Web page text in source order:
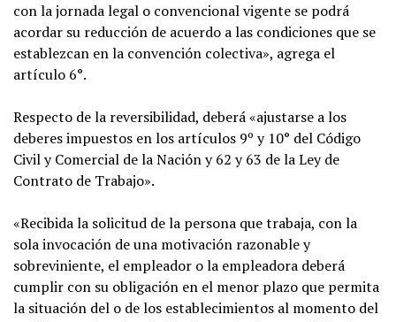
con la jornada legal o convencional vigente se podrá
acordar su reducción de acuerdo a las condiciones que se
establezcan en la convención colectiva», agrega el
artículo 6°.
Respecto de la reversibilidad, deberá «ajustarse a los
deberes impuestos en los artículos 9º y 10° del Código
Civil y Comercial de la Nación y 62 y 63 de la Ley de
Contrato de Trabajo».
«Recibida la solicitud de la persona que trabaja, con la
sola invocación de una motivación razonable y
sobreviniente, el empleador o la empleadora deberá
cumplir con su obligación en el menor plazo que permita
la situación del o de los establecimientos al momento del